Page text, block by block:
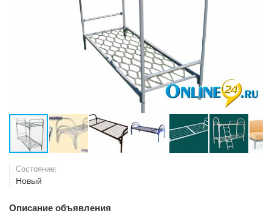
Состояние:
Новый
Описание объявления